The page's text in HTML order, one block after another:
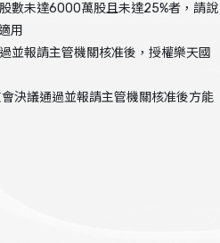
數未達6000萬股且未達25%者，請說
用
並報請主管機關核准後，授權樂天國
決議通過並報請主管機關核准後方能